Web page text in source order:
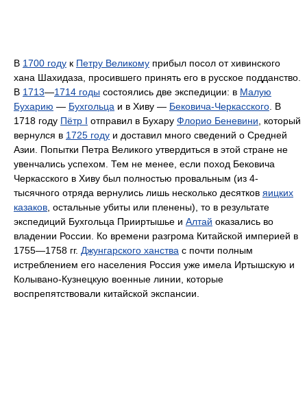
В 1700 году к Петру Великому прибыл посол от хивинского
хана Шахидаза, просившего принять его в русское подданство.
В 1713—1714 годы состоялись две экспедиции: в Малую
Бухарию — Бухгольца и в Хиву — Бековича-Черкасского . В
1718 году Пётр I отправил в Бухару Флорио Беневини , который
вернулся в 1725 году и доставил много сведений о Средней
Азии. Попытки Петра Великого утвердиться в этой стране не
увенчались успехом. Тем не менее, если поход Бековича
Черкасского в Хиву был полностью провальным (из 4-
тысячного отряда вернулись лишь несколько десятков яицких
казаков , остальные убиты или пленены), то в результате
экспедиций Бухгольца Прииртышье и Алтай оказались во
владении России. Ко времени разгрома Китайской империей в
1755—1758 гг. Джунгарского ханства с почти полным
истреблением его населения Россия уже имела Иртышскую и
Колывано-Кузнецкую военные линии, которые
воспрепятствовали китайской экспансии.